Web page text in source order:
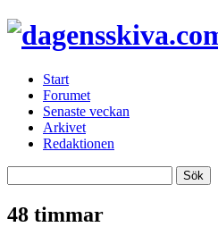
Start
Forumet
Senaste veckan
Arkivet
Redaktionen
48 timmar